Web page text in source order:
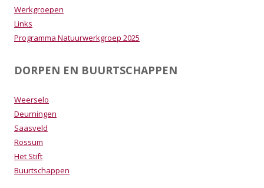
Werkgroepen
Links
Programma Natuurwerkgroep 2025
DORPEN EN BUURTSCHAPPEN
Weerselo
Deurningen
Saasveld
Rossum
Het Stift
Buurtschappen